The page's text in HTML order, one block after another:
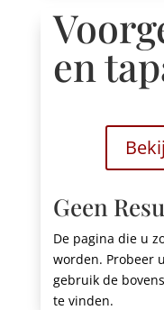
en
Geen
De pagina die u
worden. Probeer
gebruik de
te vinden.